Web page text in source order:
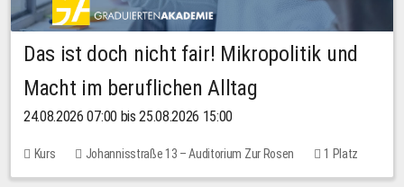
Das ist doch nicht fair! Mikropolitik und
Macht im beruflichen Alltag
24.08.2026 07:00 bis 25.08.2026 15:00
Kurs Johannisstraße 13 – Auditorium Zur Rosen
1 Platz
30,00 EUR